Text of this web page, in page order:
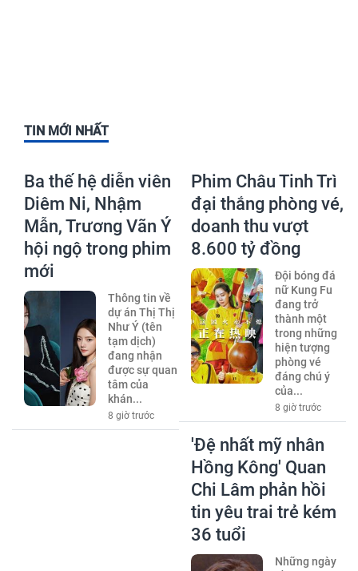
TIN MỚI NHẤT
Ba thế hệ diễn viên
Diêm Ni, Nhậm
Mẫn, Trương Vãn Ý
hội ngộ trong phim
mới
Thông tin về
dự án Thị Thị
Như Ý (tên
tạm dịch)
đang nhận
được sự quan
tâm của
khán...
8 giờ trước
Phim Châu Tinh Trì
đại thắng phòng vé,
doanh thu vượt
8.600 tỷ đồng
Đội bóng đá
nữ Kung Fu
đang trở
thành một
trong những
hiện tượng
phòng vé
đáng chú ý
của...
8 giờ trước
'Đệ nhất mỹ nhân
Hồng Kông' Quan
Chi Lâm phản hồi
tin yêu trai trẻ kém
36 tuổi
Những ngày